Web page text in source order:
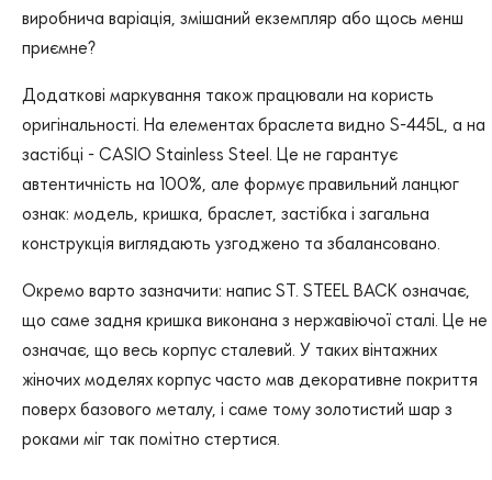
виробнича варіація, змішаний екземпляр або щось менш
приємне?
Додаткові маркування також працювали на користь
оригінальності. На елементах браслета видно S-445L, а на
застібці - CASIO Stainless Steel. Це не гарантує
автентичність на 100%, але формує правильний ланцюг
ознак: модель, кришка, браслет, застібка і загальна
конструкція виглядають узгоджено та збалансовано.
Окремо варто зазначити: напис ST. STEEL BACK означає,
що саме задня кришка виконана з нержавіючої сталі. Це не
означає, що весь корпус сталевий. У таких вінтажних
жіночих моделях корпус часто мав декоративне покриття
поверх базового металу, і саме тому золотистий шар з
роками міг так помітно стертися.